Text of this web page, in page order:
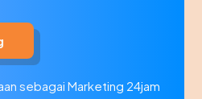
sebagai Marketing 24jam